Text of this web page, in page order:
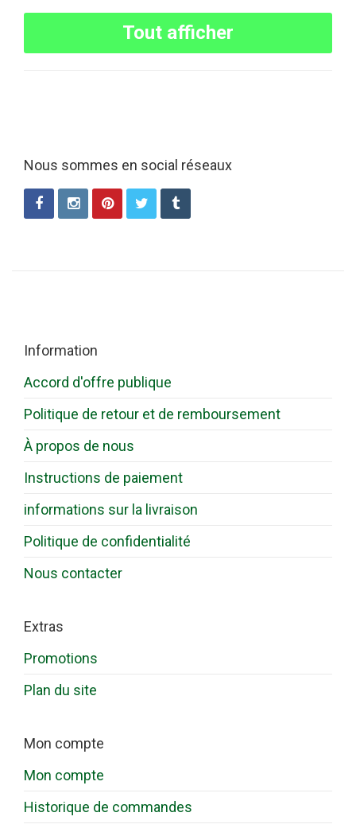
Tout afficher
Nous sommes en social réseaux
Information
Accord d'offre publique
Politique de retour et de remboursement
À propos de nous
Instructions de paiement
informations sur la livraison
Politique de confidentialité
Nous contacter
Extras
Promotions
Plan du site
Mon compte
Mon compte
Historique de commandes